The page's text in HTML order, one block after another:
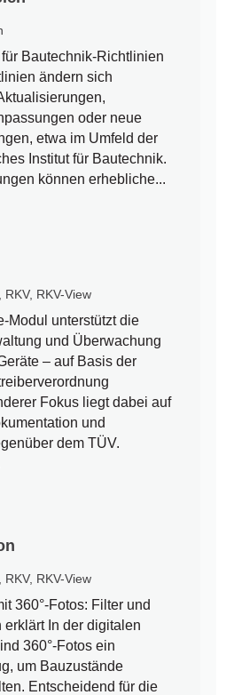
Bautechnik-Richtlinien
ändern sich
oder neue
etwa im Umfeld der
Institut für Bautechnik.
können erhebliche...
RKV, RKV-View
Modul unterstützt die
und Überwachung
– auf Basis der
Fokus liegt dabei auf
und
dem TÜV.
RKV, RKV-View
360°-Fotos: Filter und
In der digitalen
360°-Fotos ein
um Bauzustände
Entscheidend für die